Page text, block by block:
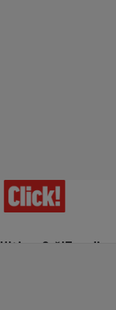
Ultima Oră!Trending